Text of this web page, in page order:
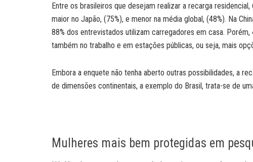
Entre os brasileiros que desejam realizar a recarga
maior no Japão, (75%), e menor na média global, (48%). Na
88% dos entrevistados utilizam carregadores em casa.
também no trabalho e em estações públicas, ou seja, mais
Embora a enquete não tenha aberto outras possibilidades, a
de dimensões continentais, a exemplo do Brasil, trata-se de
Mulheres mais bem protegidas em